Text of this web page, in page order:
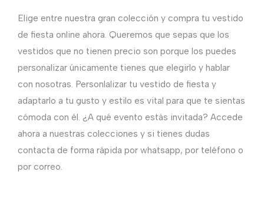
Elige entre nuestra gran colección y compra tu vestido
de fiesta online ahora. Queremos que sepas que los
vestidos que no tienen precio son porque los puedes
personalizar únicamente tienes que elegirlo y hablar
con nosotras. Personlalizar tu vestido de fiesta y
adaptarlo a tu gusto y estilo es vital para que te sientas
cómoda con él. ¿A qué evento estás invitada? Accede
ahora a nuestras colecciones y si tienes dudas
contacta de forma rápida por whatsapp, por teléfono o
por correo.